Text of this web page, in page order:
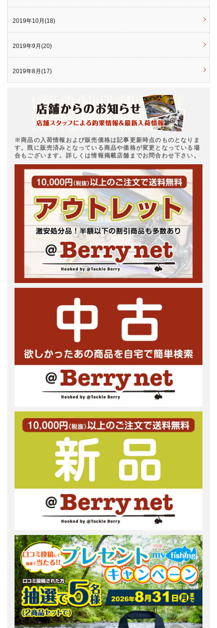
2019年10月(18)
2019年9月(20)
2019年8月(17)
※商品の入荷情報および販売価格は記事更新時点のものとなりま
す。既に販売済みとなっている商品や価格が変更となっている場
合もございます。詳しくは情報掲載店舗までお問合わせ下さい。